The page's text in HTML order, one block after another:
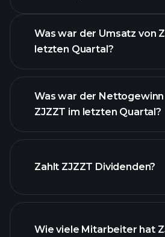
Was war der Umsatz von
letzten Quartal?
Was war der Nettogewinn
ZJZZT im letzten Quartal?
Zahlt ZJZZT Dividenden?
Wie viele Mitarbeiter hat